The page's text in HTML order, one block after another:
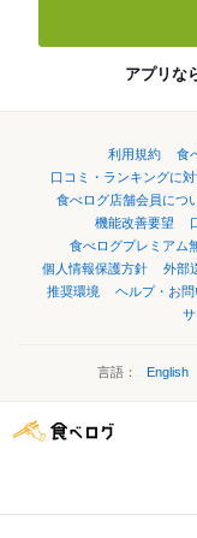
アプリな
利用規約 食
口コミ・ランキングに
食べログ店舗会員につ
機能改善要望
食べログプレミアム
個人情報保護方針
外部
推奨環境
ヘルプ・お
言語： English